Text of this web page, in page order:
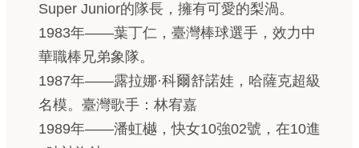
Super Junior的隊長，擁有可愛的梨渦。
1983年——葉丁仁，臺灣棒球選手，效力中
華職棒兄弟象隊。
1987年——露拉娜·科爾舒諾娃，哈薩克超級
名模。臺灣歌手：林宥嘉
1989年——潘虹樾，快女10強02號，在10進